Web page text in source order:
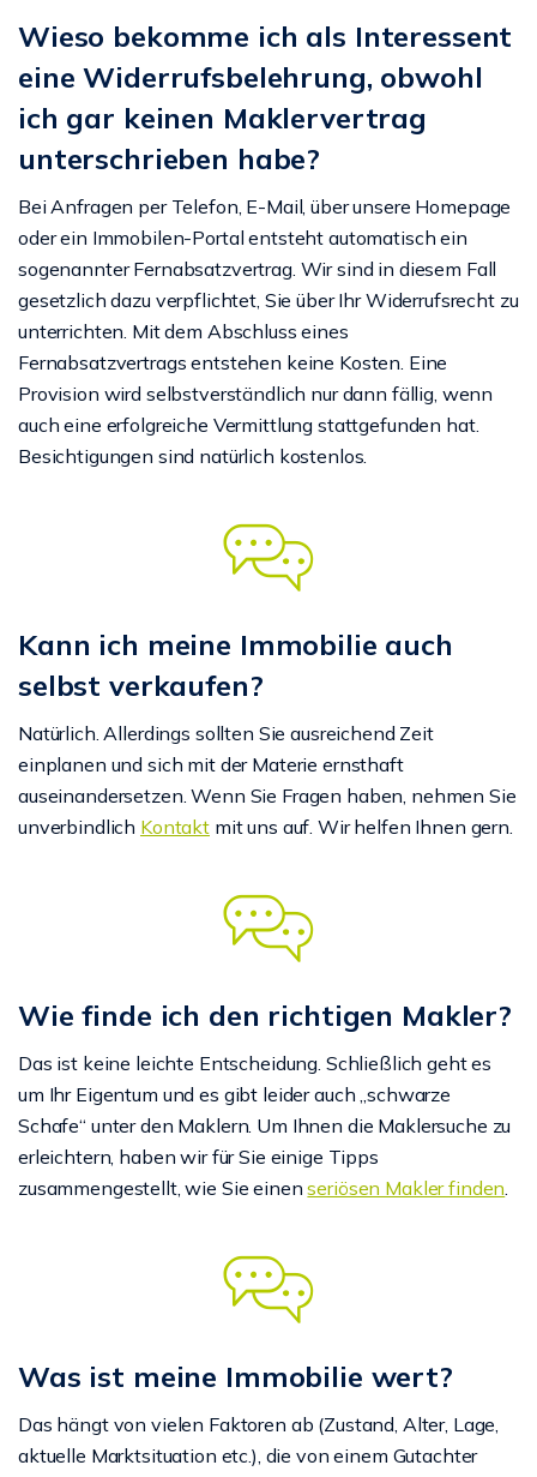
Wieso bekomme ich als Interessent
eine Widerrufsbelehrung, obwohl
ich gar keinen Maklervertrag
unterschrieben habe?
Bei Anfragen per Telefon, E-Mail, über unsere Homepage
oder ein Immobilen-Portal entsteht automatisch ein
sogenannter Fernabsatzvertrag. Wir sind in diesem Fall
gesetzlich dazu verpflichtet, Sie über Ihr Widerrufsrecht zu
unterrichten. Mit dem Abschluss eines
Fernabsatzvertrags entstehen keine Kosten. Eine
Provision wird selbstverständlich nur dann fällig, wenn
auch eine erfolgreiche Vermittlung stattgefunden hat.
Besichtigungen sind natürlich kostenlos.
Kann ich meine Immobilie auch
selbst verkaufen?
Natürlich. Allerdings sollten Sie ausreichend Zeit
einplanen und sich mit der Materie ernsthaft
auseinandersetzen. Wenn Sie Fragen haben, nehmen Sie
unverbindlich Kontaktmit uns auf. Wir helfen Ihnen gern.
Wie finde ich den richtigen Makler?
Das ist keine leichte Entscheidung. Schließlich geht es
um Ihr Eigentum und es gibt leider auch „schwarze
Schafe“ unter den Maklern. Um Ihnen die Maklersuche zu
erleichtern, haben wir für Sie einige Tipps
zusammengestellt, wie Sie einenseriösen Makler finden.
Was ist meine Immobilie wert?
Das hängt von vielen Faktoren ab (Zustand, Alter, Lage,
aktuelle Marktsituation etc.), die von einem Gutachter